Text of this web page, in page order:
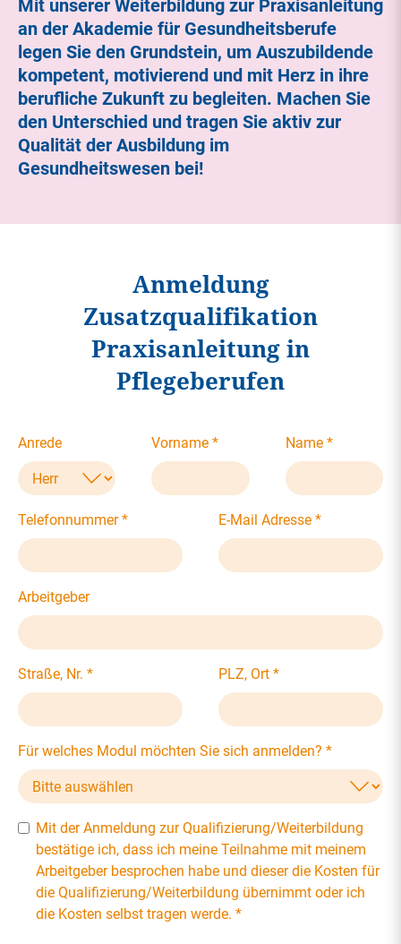
Mit unserer Weiterbildung zur Praxisanleitung
an der Akademie für Gesundheitsberufe
legen Sie den Grundstein, um Auszubildende
kompetent, motivierend und mit Herz in ihre
berufliche Zukunft zu begleiten. Machen Sie
den Unterschied und tragen Sie aktiv zur
Qualität der Ausbildung im
Gesundheitswesen bei!
Anmeldung
Zusatzqualifikation
Praxisanleitung in
Pflegeberufen
Anrede Vorname* Name *
Telefonnummer* E-Mail Adresse *
Arbeitgeber
Straße, Nr. * PLZ, Ort *
Für welches Modul möchten Sie sich anmelden? *
Mit der Anmeldung zur Qualifizierung/Weiterbildung
bestätige ich, dass ich meine Teilnahme mit meinem
Arbeitgeber besprochen habe und dieser die Kosten für
die Qualifizierung/Weiterbildung übernimmt oder ich
die Kosten selbst tragen werde. *